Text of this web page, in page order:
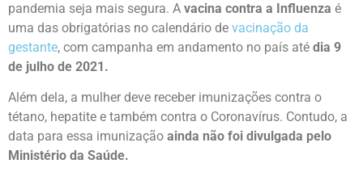
pandemia seja mais segura. A vacina contra a Influenza é
uma das obrigatórias no calendário de vacinação da
gestante, com campanha em andamento no país até dia 9
de julho de 2021.
Além dela, a mulher deve receber imunizações contra o
tétano, hepatite e também contra o Coronavírus. Contudo, a
data para essa imunização ainda não foi divulgada pelo
Ministério da Saúde.